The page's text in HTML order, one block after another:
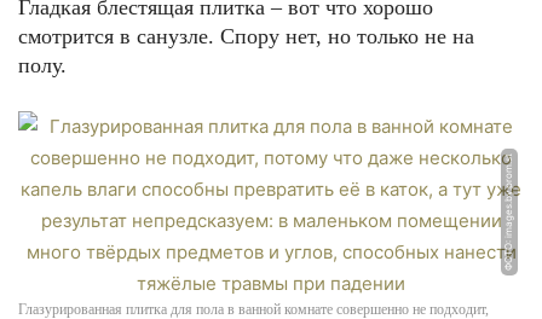
Гладкая блестящая плитка – вот что хорошо
смотрится в санузле. Спору нет, но только не на
полу.
ФОТО: images.by.prom.st
Глазурированная плитка для пола в ванной комнате совершенно не подходит,